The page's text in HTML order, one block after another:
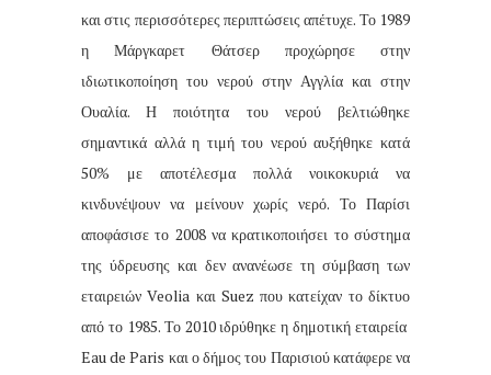
και στις περισσότερες περιπτώσεις απέτυχε. Το 1989
η Μάργκαρετ Θάτσερ προχώρησε στην
ιδιωτικοποίηση του νερού στην Αγγλία και στην
Ουαλία. Η ποιότητα του νερού βελτιώθηκε
σημαντικά αλλά η τιμή του νερού αυξήθηκε κατά
50% με αποτέλεσμα πολλά νοικοκυριά να
κινδυνέψουν να μείνουν χωρίς νερό. Το Παρίσι
αποφάσισε το 2008 να κρατικοποιήσει το σύστημα
της ύδρευσης και δεν ανανέωσε τη σύμβαση των
εταιρειών Veolia και Suez που κατείχαν το δίκτυο
από το 1985. Το 2010 ιδρύθηκε η δημοτική εταιρεία
Eau de Paris και ο δήμος του Παρισιού κατάφερε να